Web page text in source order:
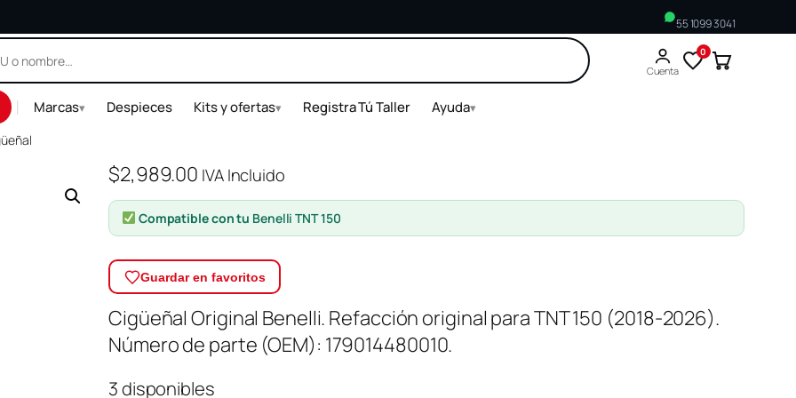
55 1099 3041
Cuenta
0
| Marcas▾ Despieces Kits y ofertas▾ Registra Tú Taller Ayuda▾
$2,989.00 IVA Incluido
Compatible con tu Benelli TNT 150
Guardar en favoritos
Cigüeñal Original Benelli. Refacción original para TNT 150 (2018-2026).
Número de parte (OEM): 179014480010.
3 disponibles